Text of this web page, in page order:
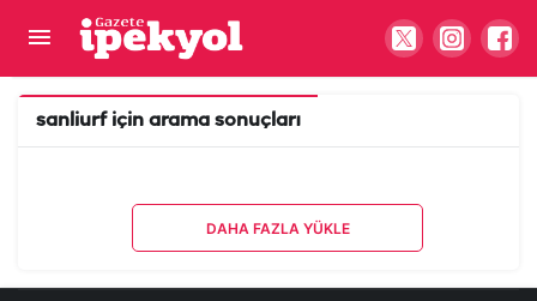
sanliurfiçin arama sonuçları
DAHA FAZLA YÜKLE